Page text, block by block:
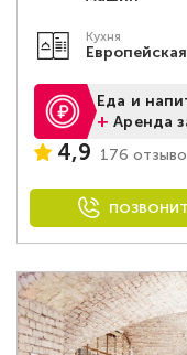
Кухня
Еда и
+Аренда
4,9 176